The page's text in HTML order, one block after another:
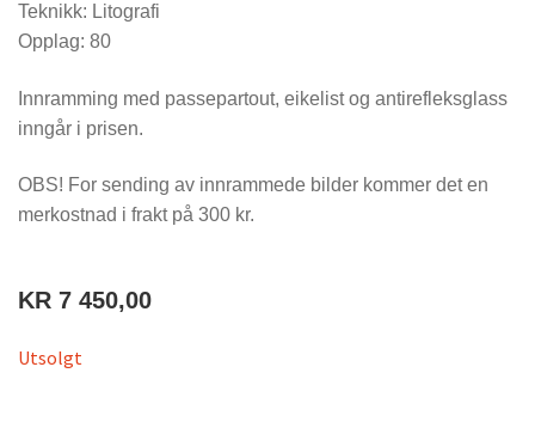
Teknikk: Litografi
Opplag: 80
Innramming med passepartout, eikelist og antirefleksglass
inngår i prisen.
OBS! For sending av innrammede bilder kommer det en
merkostnad i frakt på 300 kr.
KR 7 450,00
Utsolgt